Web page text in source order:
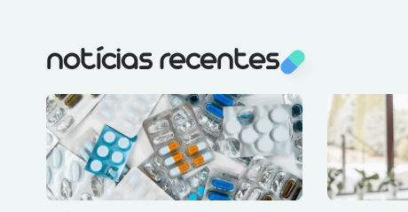
notícias recentes